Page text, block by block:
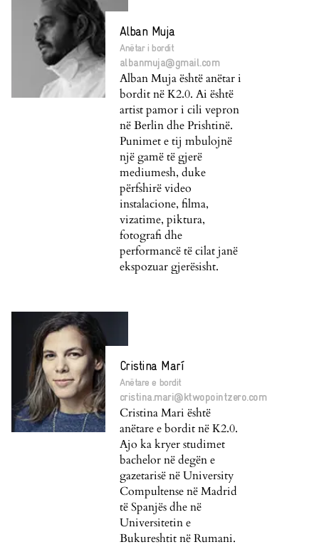
Alban Muja
Anëtar i bordit
albanmuja@gmail.com
Alban Muja është anëtar i
bordit në K2.0. Ai është
artist pamor i cili vepron
në Berlin dhe Prishtinë.
Punimet e tij mbulojnë
një gamë të gjerë
mediumesh, duke
përfshirë video
instalacione, filma,
vizatime, piktura,
fotografi dhe
performancë të cilat janë
ekspozuar gjerësisht.
Cristina Marí
Anëtare e bordit
cristina.mari@ktwopointzero.com
Cristina Mari është
anëtare e bordit në K2.0.
Ajo ka kryer studimet
bachelor në degën e
gazetarisë në University
Compultense në Madrid
të Spanjës dhe në
Universitetin e
Bukureshtit në Rumani.